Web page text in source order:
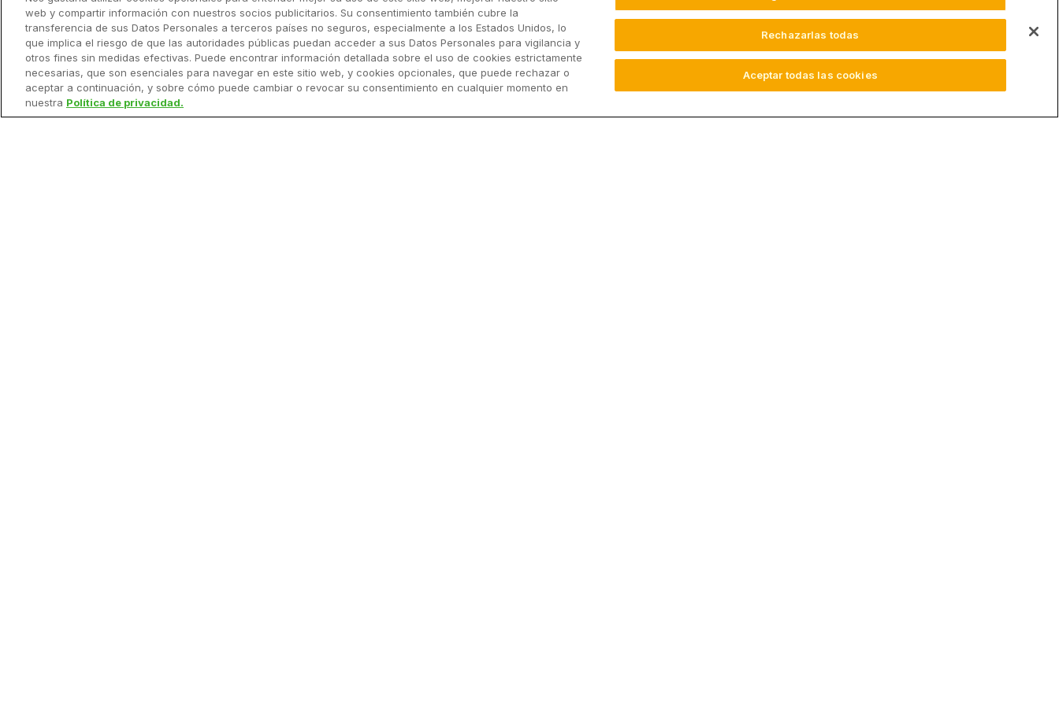
Configuración de
equipos e instalación
RemoteView / Visualización
en remoto
Buenas prácticas para el uso
web y compartir información con nuestros socios publicitarios. Su consentimiento también cubre la
transferencia de sus Datos Personales a terceros países no seguros, especialmente a los Estados Unidos, lo
que implica el riesgo de que las autoridades públicas puedan acceder a sus Datos Personales para vigilancia y
otros fines sin medidas efectivas. Puede encontrar información detallada sobre el uso de cookies estrictamente
necesarias, que son esenciales para navegar en este sitio web, y cookies opcionales, que puede rechazar o
aceptar a continuación, y sobre cómo puede cambiar o revocar su consentimiento en cualquier momento en
nuestra Política de privacidad.
Rechazarlas todas
Aceptar todas las cookies